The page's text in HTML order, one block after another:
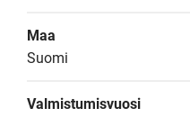
Maa
Suomi
Valmistumisvuosi